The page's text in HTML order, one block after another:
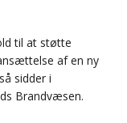
til at støtte
af en ny
sidder i
Brandvæsen.